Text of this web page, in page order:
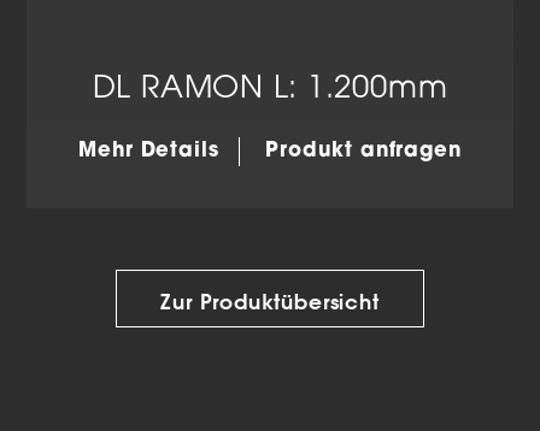
DL RAMON L: 1.200mm
Mehr Details Produkt anfragen
Zur Produktübersicht